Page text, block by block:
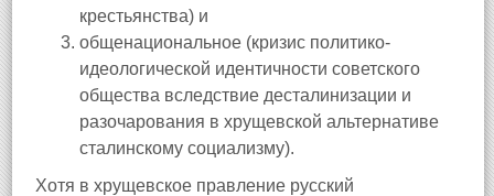
крестьянства) и
общенациональное (кризис политико-
идеологической идентичности советского
общества вследствие десталинизации и
разочарования в хрущевской альтернативе
сталинскому социализму).
Хотя в хрущевское правление русский